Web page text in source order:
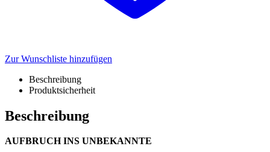
Zur Wunschliste hinzufügen
Beschreibung
Produktsicherheit
Beschreibung
AUFBRUCH INS UNBEKANNTE